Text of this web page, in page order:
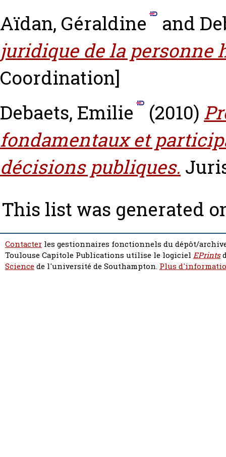
Aïdan, Géraldine
and
juridique de la personne
Coordination]
Debaets, Emilie
(2010)
fondamentaux et
décisions publiques.
This list was generated
Contacter les gestionnaires fonctionnels du dépôt/
Toulouse Capitole Publications utilise le logiciel EPrints
Sciencede l'université de Southampton. Plus